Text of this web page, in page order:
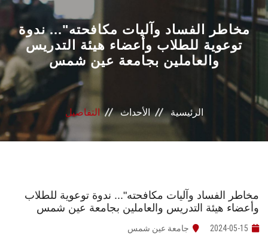
القطاعـات
الشئون الأكاديمية
البحث العلمي
الرعاية الصحية
الأنظمة الذكية
مخاطر الفساد وآليات مكافحته"... ندوة
توعوية للطلاب وأعضاء هيئة التدريس
والعاملين بجامعة عين شمس
الرئيسية الأحداث التفاصيل
مخاطر الفساد وآليات مكافحته"... ندوة توعوية للطلاب
وأعضاء هيئة التدريس والعاملين بجامعة عين شمس
2024-05-15 جامعة عين شمس